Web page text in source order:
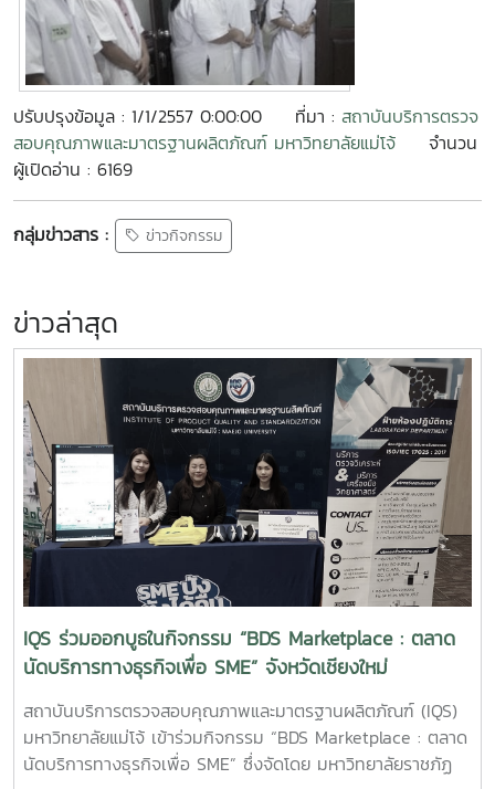
ปรับปรุงข้อมูล : 1/1/2557 0:00:00 ที่มา : สถาบันบริการตรวจ
สอบคุณภาพและมาตรฐานผลิตภัณฑ์ มหาวิทยาลัยแม่โจ้
จำนวน
ผู้เปิดอ่าน : 6169
กลุ่มข่าวสาร : ข่าวกิจกรรม
ข่าวล่าสุด
IQS ร่วมออกบูธในกิจกรรม “BDS Marketplace : ตลาด
นัดบริการทางธุรกิจเพื่อ SME” จังหวัดเชียงใหม่
สถาบันบริการตรวจสอบคุณภาพและมาตรฐานผลิตภัณฑ์ (IQS)
มหาวิทยาลัยแม่โจ้ เข้าร่วมกิจกรรม “BDS Marketplace : ตลาด
นัดบริการทางธุรกิจเพื่อ SME” ซึ่งจัดโดย มหาวิทยาลัยราชภัฏ